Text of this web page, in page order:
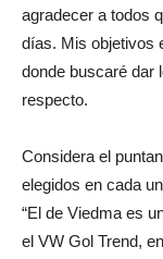
agradecer a todos
días. Mis objetivos
donde buscaré dar
respecto.
Considera el
elegidos en cada
“El de Viedma es
el VW Gol Trend,